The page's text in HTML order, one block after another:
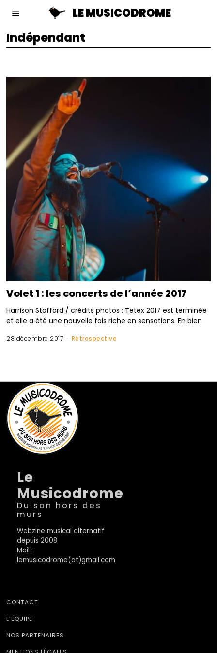
LE MUSICODROME
Indépendant
Volet 1 : les concerts de l’année 2017
Harrison Stafford / crédits photos : Tetex 2017 est terminée
et elle a été une nouvelle fois riche en sensations. En bien
28 décembre 2017 Rétrospective
Le
Musicodrome
Du son hors des
murs
Webzine musical alternatif
depuis 2008
Mail :
lemusicodrome(at)gmail.com
CONTACT
L’ÉQUIPE
NOS PARTENAIRES